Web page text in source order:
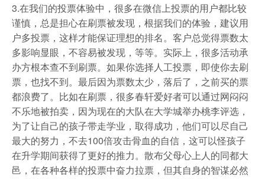
3.在我们的投票体验中，很多在微信上投票的用户都比较
谨慎，总是担心在刷票被发现，根据我们的体验，建议用
户多投票，这样才能保证理想的排名。客户总觉得票数太
多影响显眼，不容易被发现，等等。实际上，很多活动承
办方根本查不到刷票。如果你选择人工投票，即使你去刷
票，也找不到。最后因为票数太少，落后了，之前买的票
都浪费了。比如在刷票，很多春轩爱好者可以通过网闷闷
不乐地被拍卖，因为现在的大队在大学城举办桃李评选，
为了让自己的孩子带走学业，取得成功，他们可以尽自己
最大的努力，不去100倍攻击骨血的自信，这可以怪孩子
在升学期间获得了更好的推力。散布父母心上人的同都大
邑，在各种各样的投票中奋力拉票，但其自身的智谋必然